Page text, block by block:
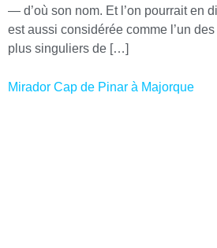
— d’où son nom. Et l’on pourrait en
est aussi considérée comme l’un
plus singuliers de […]
Mirador Cap de Pinar à Majorque